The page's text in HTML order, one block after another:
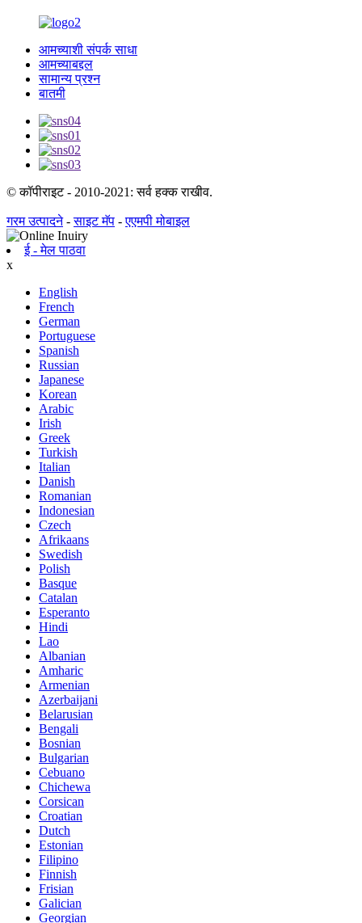
आमच्याशी संपर्क साधा
आमच्याबद्दल
सामान्य प्रश्न
बातमी
© कॉपीराइट - 2010-2021: सर्व हक्क राखीव.
गरम उत्पादने-साइट मॅप -एएमपी मोबाइल
ई - मेल पाठवा
x
English
French
German
Portuguese
Spanish
Russian
Japanese
Korean
Arabic
Irish
Greek
Turkish
Italian
Danish
Romanian
Indonesian
Czech
Afrikaans
Swedish
Polish
Basque
Catalan
Esperanto
Hindi
Lao
Albanian
Amharic
Armenian
Azerbaijani
Belarusian
Bengali
Bosnian
Bulgarian
Cebuano
Chichewa
Corsican
Croatian
Dutch
Estonian
Filipino
Finnish
Frisian
Galician
Georgian